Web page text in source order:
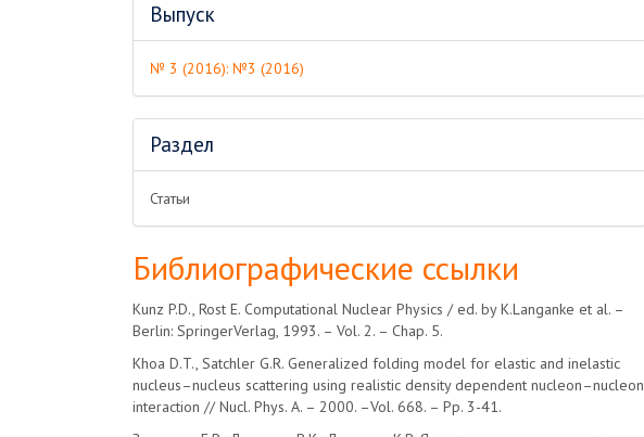
Выпуск
№ 3 (2016): №3 (2016)
Раздел
Статьи
Библиографические ссылки
Kunz P.D., Rost E. Computational Nuclear Physics / ed. by K.Langanke et al. –
Berlin: SpringerVerlag, 1993. – Vol. 2. – Chap. 5.
Khoa D.T., Satchler G.R. Generalized folding model for elastic and inelastic
nucleus–nucleus scattering using realistic density dependent nucleon–nucleon
interaction // Nucl. Phys. A. – 2000. –Vol. 668. – Pp. 3-41.